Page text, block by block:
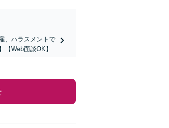
、ハラスメントで
Web面談OK】